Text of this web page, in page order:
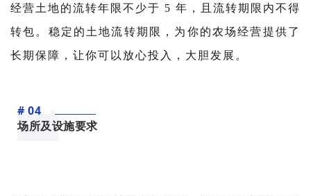
经营土地的流转年限不少于 5 年，且流转期限内不得
转包。稳定的土地流转期限，为你的农场经营提供了
长期保障，让你可以放心投入，大胆发展。
# 04
场所及设施要求